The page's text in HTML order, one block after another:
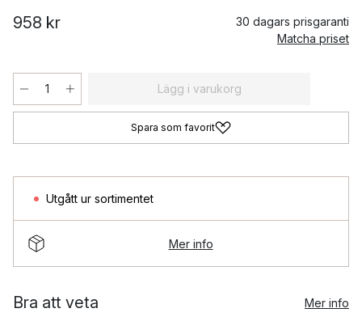
958 kr
30 dagars prisgaranti
Matcha priset
Lägg i varukorg
Spara som favorit
Utgått ur sortimentet
Mer info
Bra att veta Mer info